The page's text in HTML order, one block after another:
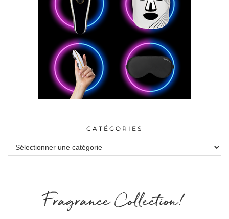
CATÉGORIES
Catégories
Fragrance Collection!